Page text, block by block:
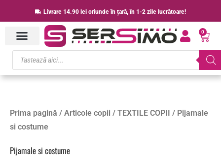
to
content
Livrare 14.90 lei oriunde în țară, în 1-2 zile lucrătoare!
0
Cart
Products
search
Prima pagină / Articole copii / TEXTILE COPII / Pijamale
si costume
Pijamale si costume
Sortat
după